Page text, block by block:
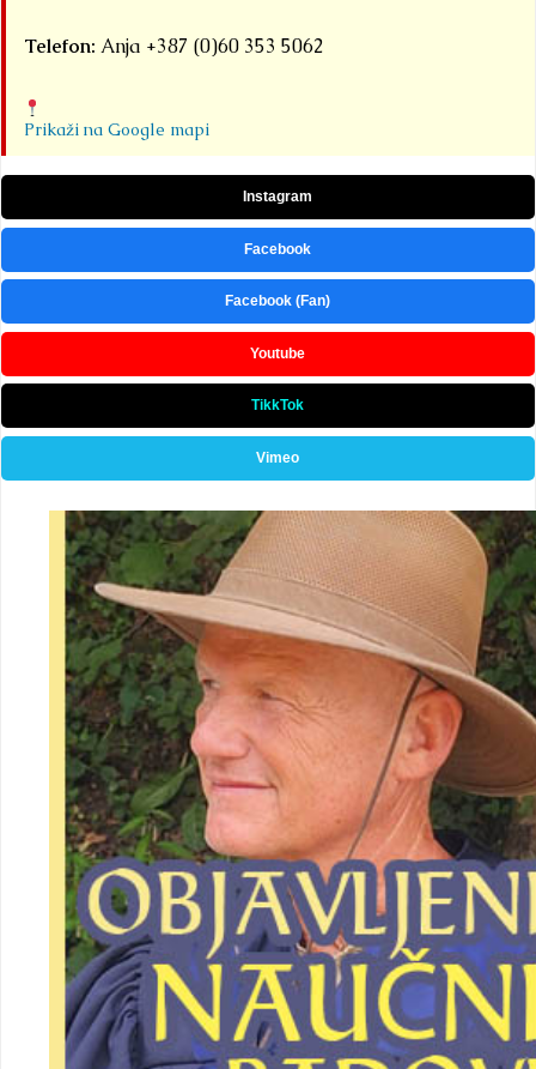
Telefon: Anja +387 (0)60 353 5062
Prikaži na Google mapi
Instagram
Facebook
Facebook (Fan)
Youtube
TikkTok
Vimeo